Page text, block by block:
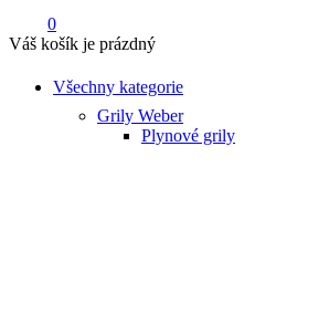
0
Váš košík je prázdný
Všechny kategorie
Grily Weber
Plynové grily